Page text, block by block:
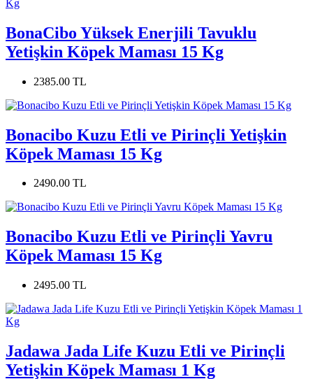
BonaCibo Yüksek Enerjili Tavuklu
Yetişkin Köpek Maması 15 Kg
2385.00 TL
Bonacibo Kuzu Etli ve Pirinçli Yetişkin
Köpek Maması 15 Kg
2490.00 TL
Bonacibo Kuzu Etli ve Pirinçli Yavru
Köpek Maması 15 Kg
2495.00 TL
Jadawa Jada Life Kuzu Etli ve Pirinçli
Yetişkin Köpek Maması 1 Kg